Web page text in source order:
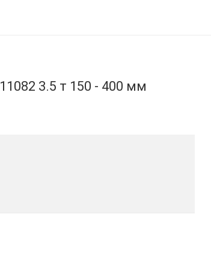
3.5 т 150 - 400 мм